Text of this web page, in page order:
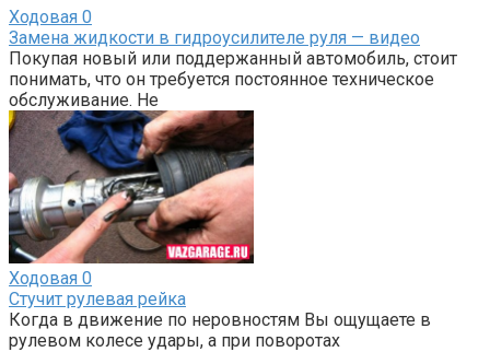
Ходовая 0
Замена жидкости в гидроусилителе руля — видео
Покупая новый или поддержанный автомобиль, стоит
понимать, что он требуется постоянное техническое
обслуживание. Не
Ходовая 0
Стучит рулевая рейка
Когда в движение по неровностям Вы ощущаете в
рулевом колесе удары, а при поворотах